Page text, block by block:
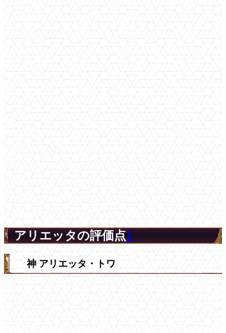
アリエッタの評価点1
神 アリエッタ・トワ